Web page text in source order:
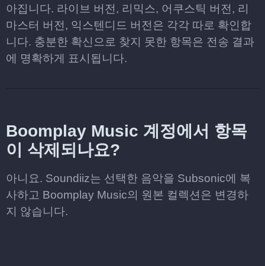
아집니다. 라이브 버전, 리믹스, 어쿠스틱 버전, 리
마스터 버전, 익스텐디드 버전은 각각 따로 확인합
니다. 충분한 확신으로 찾지 못한 항목은 전송 결과
에 명확하게 표시됩니다.
Boomplay Music 계정에서 항목
이 삭제되나요?
아니요. Soundiiz는 선택한 음악을 Subsonic에 복
사하고 Boomplay Music의 원본 컬렉션은 변경하
지 않습니다.